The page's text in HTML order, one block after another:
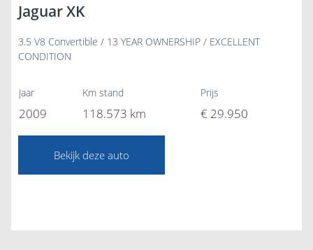
Jaguar XK
3.5 V8 Convertible / 13 YEAR OWNERSHIP / EXCELLENT
CONDITION
Jaar
2009
Km stand
118.573 km
Prijs
€ 29.950
Bekijk deze auto